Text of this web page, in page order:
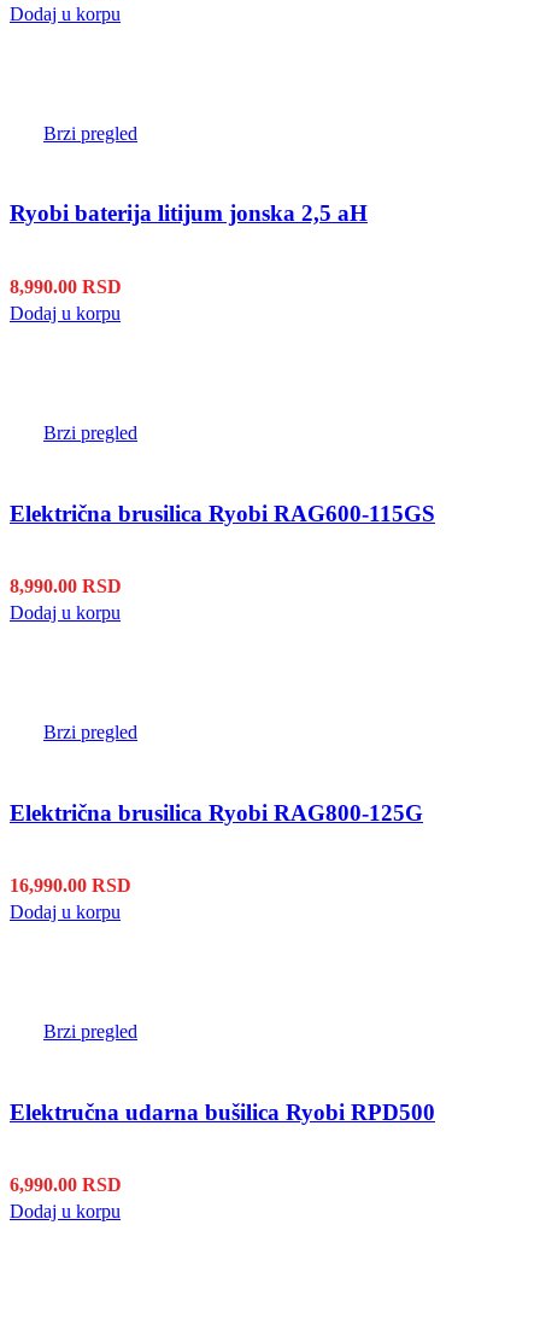
Dodaj u korpu
Brzi pregled
Ryobi baterija litijum jonska 2,5 aH
8,990.00 RSD
Dodaj u korpu
Brzi pregled
Električna brusilica Ryobi RAG600-115GS
8,990.00 RSD
Dodaj u korpu
Brzi pregled
Električna brusilica Ryobi RAG800-125G
16,990.00 RSD
Dodaj u korpu
Brzi pregled
Elektručna udarna bušilica Ryobi RPD500
6,990.00 RSD
Dodaj u korpu